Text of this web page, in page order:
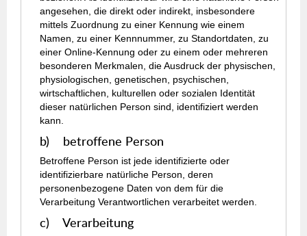
angesehen, die direkt oder indirekt, insbesondere
mittels Zuordnung zu einer Kennung wie einem
Namen, zu einer Kennnummer, zu Standortdaten, zu
einer Online-Kennung oder zu einem oder mehreren
besonderen Merkmalen, die Ausdruck der physischen,
physiologischen, genetischen, psychischen,
wirtschaftlichen, kulturellen oder sozialen Identität
dieser natürlichen Person sind, identifiziert werden
kann.
b) betroffene Person
Betroffene Person ist jede identifizierte oder
identifizierbare natürliche Person, deren
personenbezogene Daten von dem für die
Verarbeitung Verantwortlichen verarbeitet werden.
c) Verarbeitung